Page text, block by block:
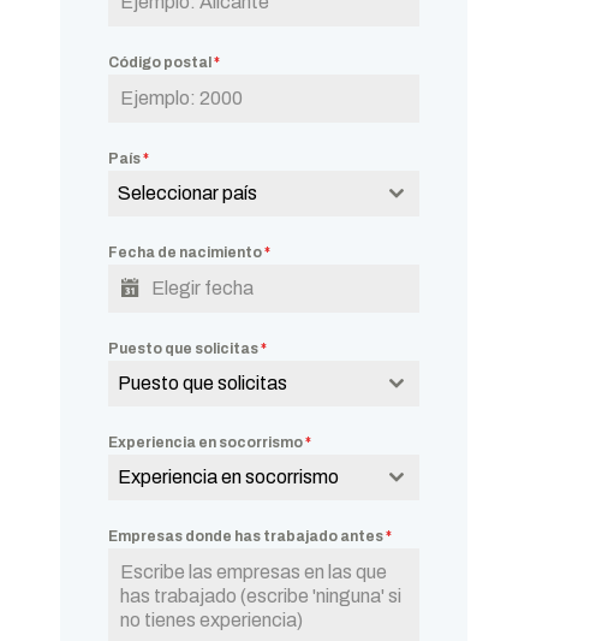
Código postal *
País*
Seleccionar país
Fecha de nacimiento*
Puesto que solicitas*
Puesto que solicitas
Experiencia en socorrismo*
Experiencia en socorrismo
Empresas donde has trabajado antes*